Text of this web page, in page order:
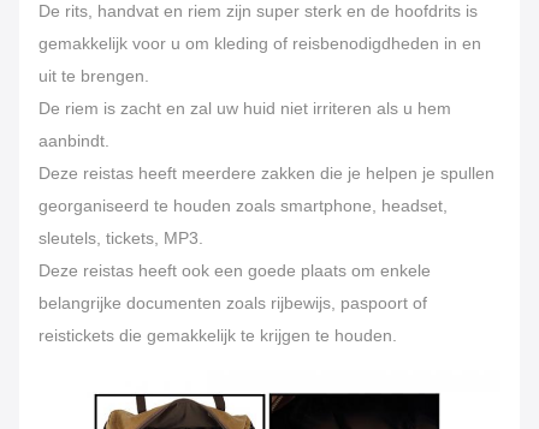
De rits, handvat en riem zijn super sterk en de hoofdrits is
gemakkelijk voor u om kleding of reisbenodigdheden in en
uit te brengen.
De riem is zacht en zal uw huid niet irriteren als u hem
aanbindt.
Deze reistas heeft meerdere zakken die je helpen je spullen
georganiseerd te houden zoals smartphone, headset,
sleutels, tickets, MP3.
Deze reistas heeft ook een goede plaats om enkele
belangrijke documenten zoals rijbewijs, paspoort of
reistickets die gemakkelijk te krijgen te houden.